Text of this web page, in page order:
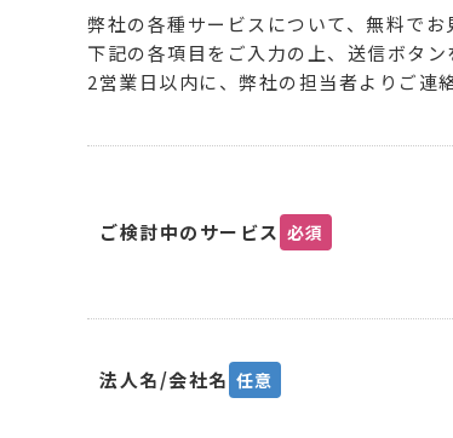
弊社の各種サービスについて、無料でお
下記の各項目をご入力の上、送信ボタン
2営業日以内に、弊社の担当者よりご連
ご検討中のサービス 必須
法人名/会社名 任意